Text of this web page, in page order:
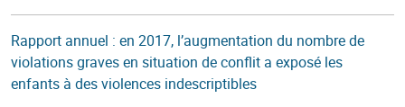
Rapport annuel : en 2017, l’augmentation du nombre de
violations graves en situation de conflit a exposé les
enfants à des violences indescriptibles